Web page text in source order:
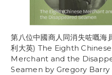
第八位中國商人同消失咗嘅海
利大英) The Eighth Chinese
Merchant and the
Seamen by Gregory Barry